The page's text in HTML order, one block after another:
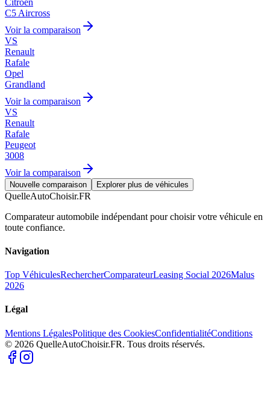
C5 Aircross
Voir la comparaison
VS
Renault
Rafale
Opel
Grandland
Voir la comparaison
VS
Renault
Rafale
Peugeot
3008
Voir la comparaison
Nouvelle comparaison Explorer plus de véhicules
QuelleAutoChoisir.FR
Comparateur automobile indépendant pour choisir votre véhicule en
toute confiance.
Navigation
Top VéhiculesRechercherComparateurLeasing Social 2026Malus
2026
Légal
Mentions LégalesPolitique des CookiesConfidentialitéConditions
© 2026 QuelleAutoChoisir.FR. Tous droits réservés.